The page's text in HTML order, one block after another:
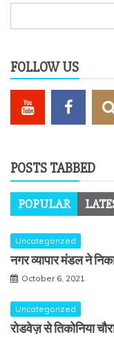
FOLLOW US
POSTS TABBED
POPULAR
Uncategorized
नगर व्यापार मंडल ने
October 6, 2021
Uncategorized
रोडवेज़ से तिकोनिया